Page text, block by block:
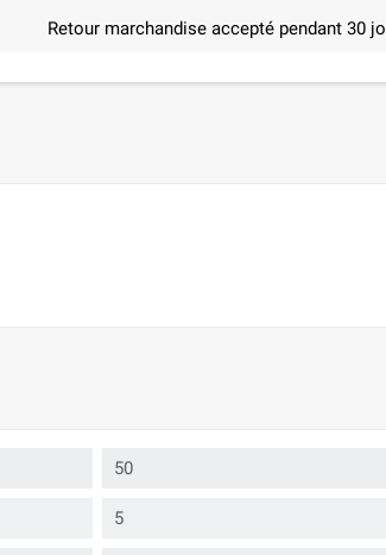
Retour marchandise accepté pendant 30
50
5